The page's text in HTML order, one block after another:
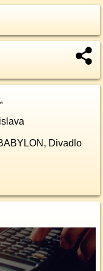
,
Divadlo